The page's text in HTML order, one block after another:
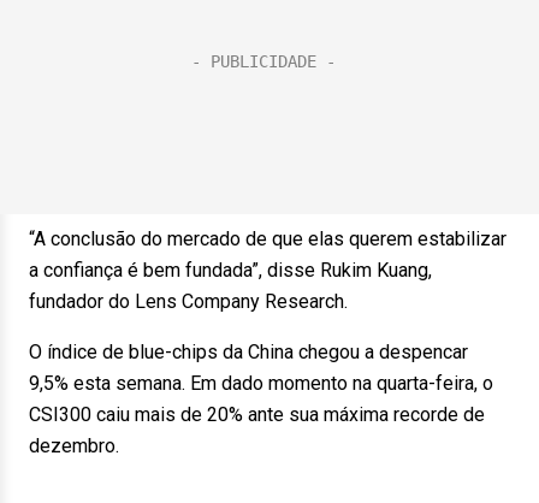
“A conclusão do mercado de que elas querem estabilizar
a confiança é bem fundada”, disse Rukim Kuang,
fundador do Lens Company Research.
O índice de blue-chips da China chegou a despencar
9,5% esta semana. Em dado momento na quarta-feira, o
CSI300 caiu mais de 20% ante sua máxima recorde de
dezembro.